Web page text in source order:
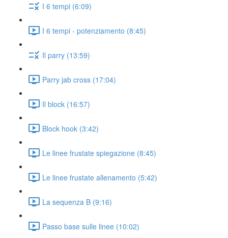
I 6 tempi (6:09)
I 6 tempi - potenziamento (8:45)
Il parry (13:59)
Parry jab cross (17:04)
Il block (16:57)
Block hook (3:42)
Le linee frustate spiegazione (8:45)
Le linee frustate allenamento (5:42)
La sequenza B (9:16)
Passo base sulle linee (10:02)